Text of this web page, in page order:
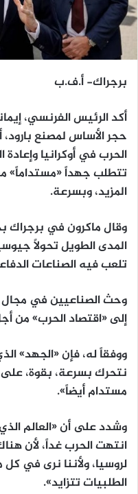
برجراك- أ.ف.ب
أكد الرئيس الفرنسي،
حجر الأساس لمصنع
الحرب في أوكرانيا
تتطلب جهداً «مستداماً»
المزيد، وبسرعة.
وقال ماكرون في
المدى الطويل تحولاً
تلعب فيه الصناعات
وحث الصناعيين في مجال
إلى «اقتصاد الحرب» من
ووفقاً له، فإن «الجهد»
نتحرك بسرعة، بقوة،
مستدام أيضاً».
وشدد على أن «العالم
انتهت الحرب غداً، لأن
لروسيا، ولأننا نرى في كل
الطلبيات تتزايد».